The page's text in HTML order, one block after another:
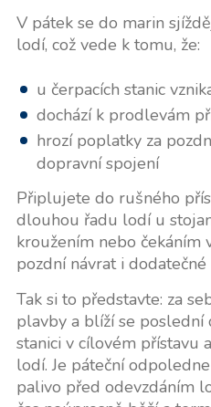
V pátek se do marin
lodí, což vede k tomu, že:
u čerpacích stanic
dochází k prodlevám
hrozí poplatky za
dopravní spojení
Připlujete do rušného
dlouhou řadu lodí u
kroužením nebo čekáním
pozdní návrat i
Tak si to představte: za
plavby a blíží se poslední
stanici v cílovém přístavu
lodí. Je páteční
palivo před odevzdáním